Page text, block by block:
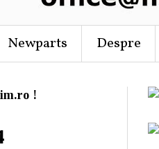
Newparts Despre
!